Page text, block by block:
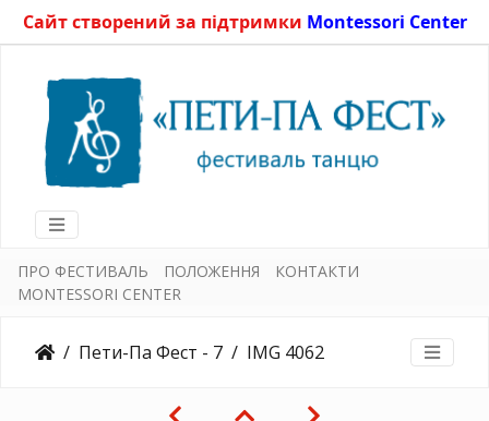
Сайт створений за підтримки Montessori Center
ПРО ФЕСТИВАЛЬ ПОЛОЖЕННЯ
КОНТАКТИ
MONTESSORI CENTER
Пети-Па Фест - 7 IMG 4062